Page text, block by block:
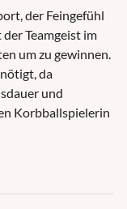
der Feingefühl
Teamgeist im
um zu gewinnen.
da
und
Korbballspielerin